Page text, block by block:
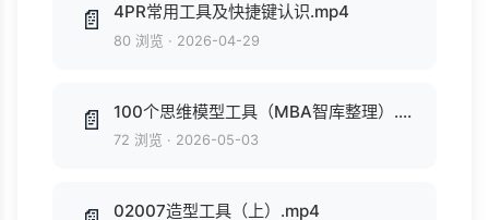
📄 4PR常用工具及快捷键认识.mp4
80 浏览 · 2026-04-29
📄 100个思维模型工具（MBA智库整理）.pdf
72 浏览 · 2026-05-03
02007造型工具（上）.mp4